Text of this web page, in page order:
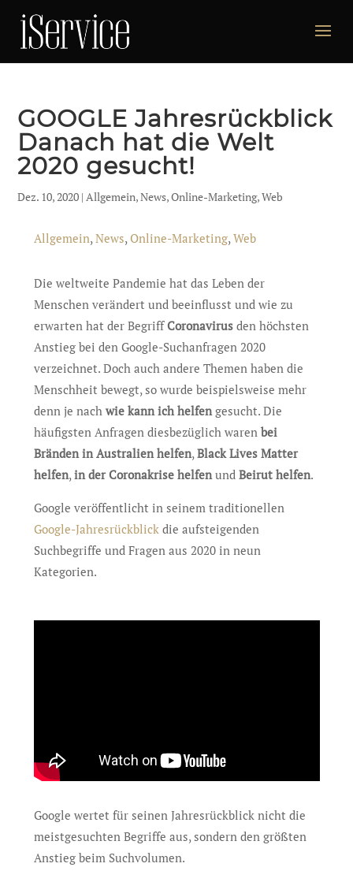
GOOGLE Jahresrückblick
Danach hat die Welt
2020 gesucht!
Dez. 10, 2020 |Allgemein,News,Online-Marketing,Web
Allgemein,News,Online-Marketing,Web
Die weltweite Pandemie hat das Leben der
Menschen verändert und beeinflusst und wie zu
erwarten hat der BegriffCoronavirusden höchsten
Anstieg bei den Google-Suchanfragen 2020
verzeichnet. Doch auch andere Themen haben die
Menschheit bewegt, so wurde beispielsweise mehr
denn je nach wie kann ich helfengesucht. Die
häufigsten Anfragen diesbezüglich waren bei
Bränden in Australien helfen,Black Lives Matter
helfen,in der Coronakrise helfenund Beirut helfen.
Google veröffentlicht in seinem traditionellen
Google-Jahresrückblickdie aufsteigenden
Suchbegriffe und Fragen aus 2020 in neun
Kategorien.
Google wertet für seinen Jahresrückblick nicht die
meistgesuchten Begriffe aus, sondern den größten
Anstieg beim Suchvolumen.